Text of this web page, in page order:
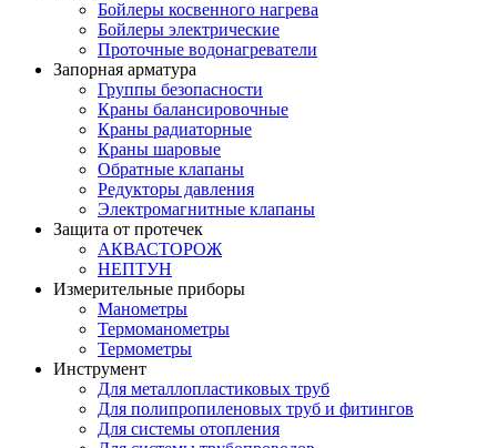
Бойлеры косвенного нагрева
Бойлеры электрические
Проточные водонагреватели
Запорная арматура
Группы безопасности
Краны балансировочные
Краны радиаторные
Краны шаровые
Обратные клапаны
Редукторы давления
Электромагнитные клапаны
Защита от протечек
АКВАСТОРОЖ
НЕПТУН
Измерительные приборы
Манометры
Термоманометры
Термометры
Инструмент
Для металлопластиковых труб
Для полипропиленовых труб и фитингов
Для системы отопления